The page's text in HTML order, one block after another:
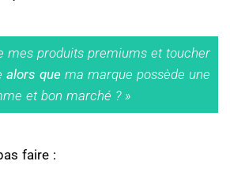
mes produits premiums et toucher
alors que ma marque possède une
et bon marché ? »
faire :